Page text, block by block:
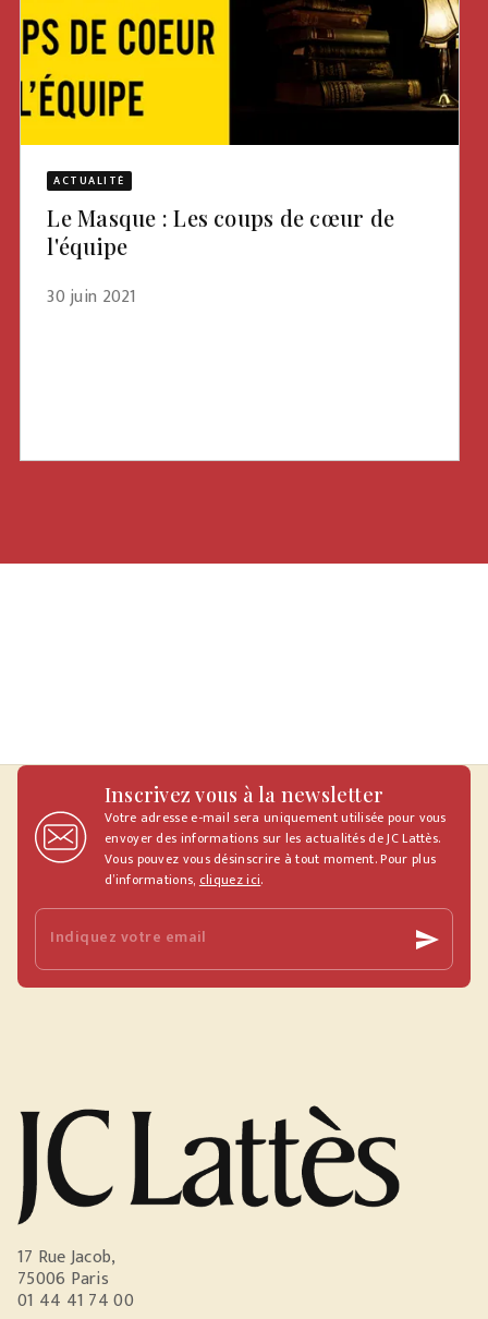
ACTUALITÉ
Le Masque : Les coups de cœur de
l'équipe
30 juin 2021
Inscrivez vous à la newsletter
Votre adresse e-mail sera uniquement utilisée pour vous
envoyer des informations sur les actualités de JC Lattès.
Vous pouvez vous désinscrire à tout moment. Pour plus
d’informations,cliquez ici.
Indiquez votre email send
17 Rue Jacob,
75006 Paris
01 44 41 74 00